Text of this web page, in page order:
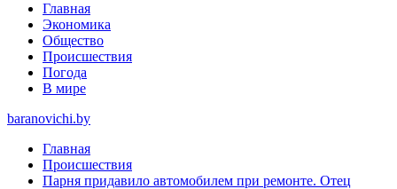
Главная
Экономика
Общество
Происшествия
Погода
В мире
baranovichi.by
Главная
Происшествия
Парня придавило автомобилем при ремонте. Отец